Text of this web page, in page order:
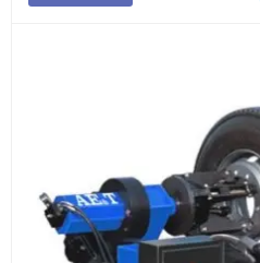
счёт, договор,
Как оформить